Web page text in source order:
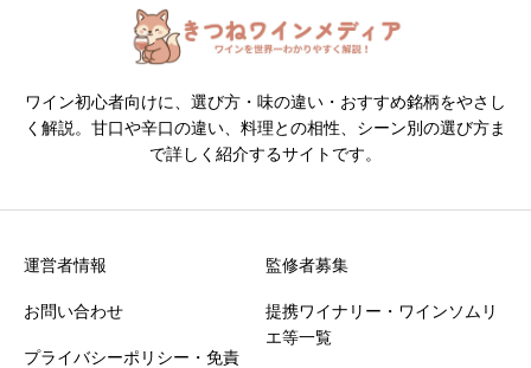
ワイン初心者向けに、選び方・味の違い・おすすめ銘柄をやさし
く解説。甘口や辛口の違い、料理との相性、シーン別の選び方ま
で詳しく紹介するサイトです。
運営者情報
お問い合わせ
プライバシーポリシー・免責
監修者募集
提携ワイナリー・ワインソムリ
エ等一覧